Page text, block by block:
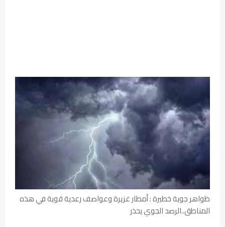
ظواهر جوية خطيرة : أمطار غزيرة وعواصف رعدية قوية في هذه
المناطق..الرصد الجوي يحذر